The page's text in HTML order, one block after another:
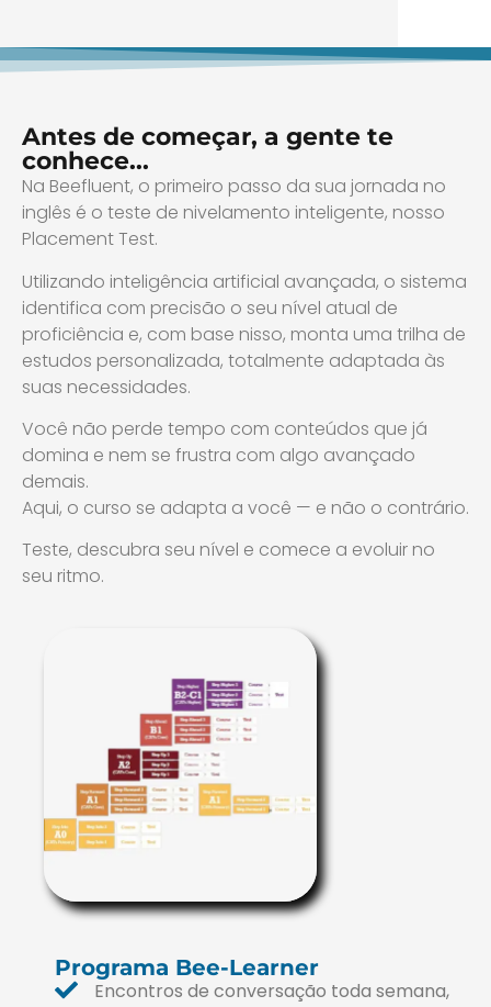
Antes de começar, a gente te
conhece...
Na Beefluent, o primeiro passo da sua jornada no
inglês é o teste de nivelamento inteligente, nosso
Placement Test.
Utilizando inteligência artificial avançada, o sistema
identifica com precisão o seu nível atual de
proficiência e, com base nisso, monta uma trilha de
estudos personalizada, totalmente adaptada às
suas necessidades.
Você não perde tempo com conteúdos que já
domina e nem se frustra com algo avançado
demais.
Aqui, o curso se adapta a você — e não o contrário.
Teste, descubra seu nível e comece a evoluir no
seu ritmo.
Programa Bee-Learner
Encontros de conversação toda semana,